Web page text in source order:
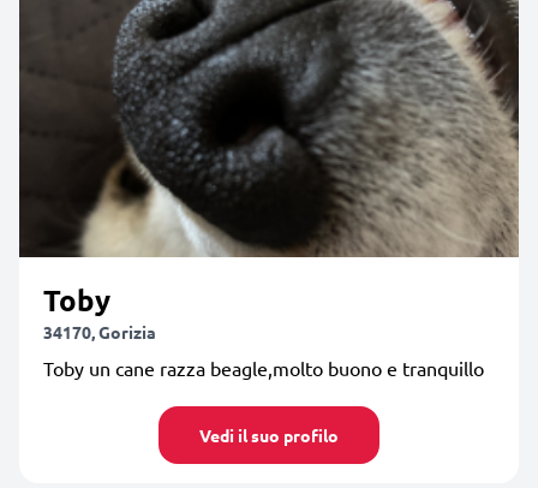
Toby
34170, Gorizia
Toby un cane razza beagle,molto buono e tranquillo
Vedi il suo profilo